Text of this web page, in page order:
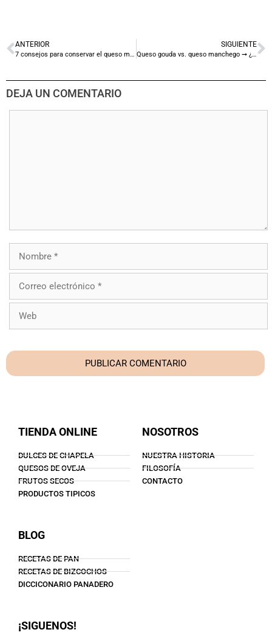
ANTERIOR
7 consejos para conservar el queso manchego
SIGUIENTE
Queso gouda vs. queso manchego ➞ ¿Cuál es mejor?
DEJA UN COMENTARIO
TIENDA ONLINE
DULCES DE CHAPELA
QUESOS DE OVEJA
FRUTOS SECOS
PRODUCTOS TIPICOS
NOSOTROS
NUESTRA HISTORIA
FILOSOFÍA
CONTACTO
BLOG
RECETAS DE PAN
RECETAS DE BIZCOCHOS
DICCICONARIO PANADERO
¡SIGUENOS!